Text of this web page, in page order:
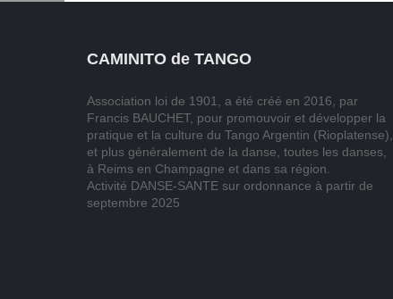
CAMINITO de TANGO
Association loi de 1901, a été créé en 2016, par
Francis BAUCHET, pour promouvoir et développer la
pratique et la culture du Tango Argentin (Rioplatense),
et plus généralement de la danse, toutes les danses,
à Reims en Champagne et dans sa région.
Activité DANSE-SANTE sur ordonnance à partir de
septembre 2025